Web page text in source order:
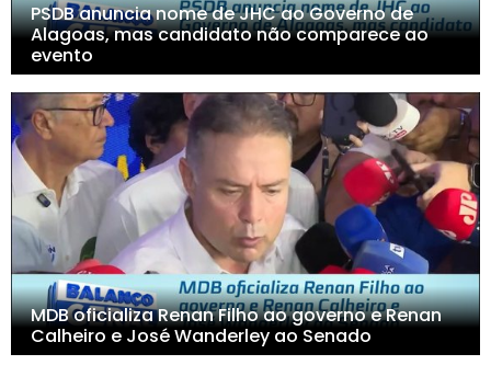
PSDB anuncia nome de JHC ao Governo de
Alagoas, mas candidato não comparece ao
evento
MDB oficializa Renan Filho ao governo e Renan
Calheiro e José Wanderley ao Senado